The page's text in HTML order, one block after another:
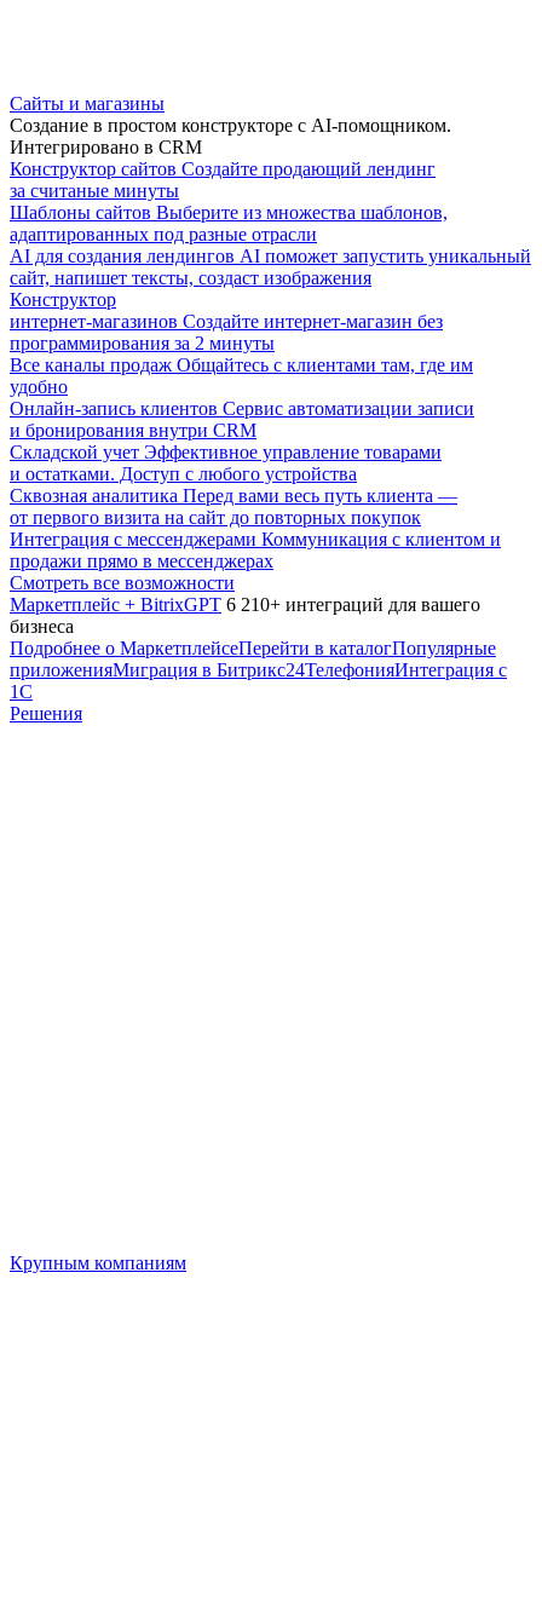
Сайты и магазины
Создание в простом конструкторе с AI-помощником.
Интегрировано в CRM
Конструктор сайтов Создайте продающий лендинг
за считаные минуты
Шаблоны сайтов Выберите из множества шаблонов,
адаптированных под разные отрасли
AI для создания лендингов AI поможет запустить уникальный
сайт, напишет тексты, создаст изображения
Конструктор
интернет-магазинов Создайте интернет-магазин без
программирования за 2 минуты
Все каналы продаж Общайтесь с клиентами там, где им
удобно
Онлайн-запись клиентов Сервис автоматизации записи
и бронирования внутри CRM
Складской учет Эффективное управление товарами
и остатками. Доступ с любого устройства
Сквозная аналитика Перед вами весь путь клиента —
от первого визита на сайт до повторных покупок
Интеграция с мессенджерами Коммуникация с клиентом и
продажи прямо в мессенджерах
Смотреть все возможности
Маркетплейс + BitrixGPT 6 210+ интеграций для вашего
бизнеса
Подробнее о МаркетплейсеПерейти в каталогПопулярные
приложенияМиграция в Битрикс24ТелефонияИнтеграция с
1С
Решения
Крупным компаниям